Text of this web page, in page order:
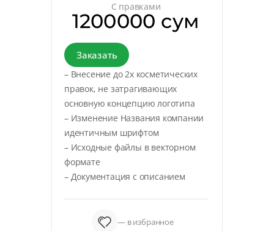
С правками
1200000 сум
Заказать
– Внесение до 2х косметических
правок, не затрагивающих
основную концепцию логотипа
– Изменение Названия компании
идентичным шрифтом
– Исходные файлы в векторном
формате
– Документация с описанием
— в избранное